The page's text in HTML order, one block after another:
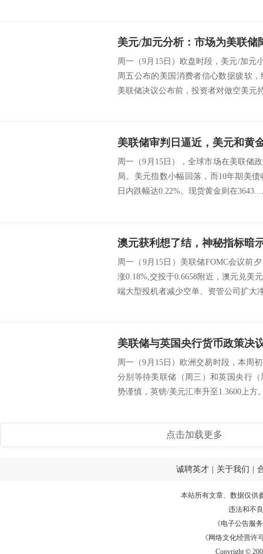
美元/加元分析：市场为美联储
周一（9月15日）欧盘时段，美元/加元
周五公布的美国消费者信心数据疲软
美联储决议公布前，投资者对做空美元
周一（9月15日），全球市场在美联储
局。美元指数小幅回落，而10年期美
日内跌幅达0.22%。现货黄金则在3643....
澳元获利想了结，神秘指标暗
周一（9月15日）美联储FOMC会议前
涨0.18%,交投于0.6658附近，澳元兑美
端大型投机者减少空单、资管公司扩大
美联储与英国央行货币政策决
周一（9月15日）欧洲交易时段，本周
分别等待美联储（周三）和英国央行
势谨慎，英镑/美元汇率升至1.3600上方
点击加载更多
诚聘英才 关于我们
本站所有文章、数据仅供
违法和不
《电子公告服务
《网络文化经营许
Copyright ©